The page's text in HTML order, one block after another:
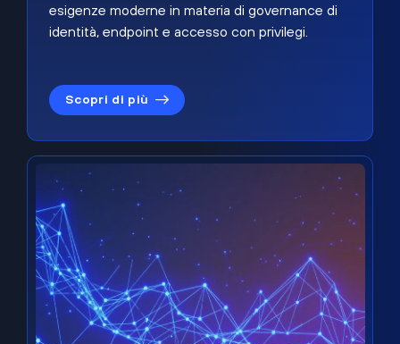
esigenze moderne in materia di governance di
identità, endpoint e accesso con privilegi.
Scopri di più